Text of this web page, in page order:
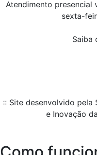
Atendimento presencial
sexta-
Saiba
:: Site desenvolvido pela
e Inovação